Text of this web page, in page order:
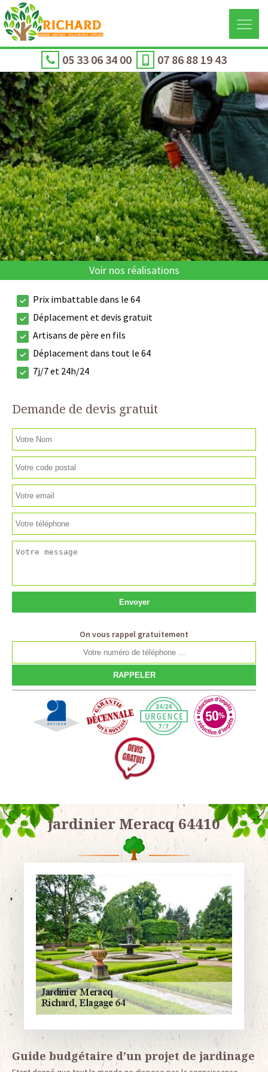
05 33 06 34 00 07 86 88 19 43
Voir nos réalisations
Prix imbattable dans le 64
Déplacement et devis gratuit
Artisans de père en fils
Déplacement dans tout le 64
7j/7 et 24h/24
Demande de devis gratuit
On vous rappel gratuitement
jardinier Meracq 64410
Guide budgétaire d’un projet de jardinage